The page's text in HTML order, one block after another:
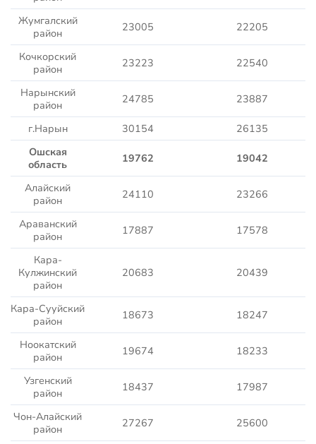
Жумгалский
район
23005 22205
Кочкорский
район
23223 22540
Нарынский
район
24785 23887
г.Нарын 30154
26135
Ошская
область
19762 19042
Алайский
район
24110 23266
Араванский
район
17887 17578
Кара-
Кулжинский
район
20683 20439
Кара-Сууйский
район
18673 18247
Ноокатский
район
19674 18233
Узгенский
район
18437 17987
Чон-Алайский
район
27267 25600